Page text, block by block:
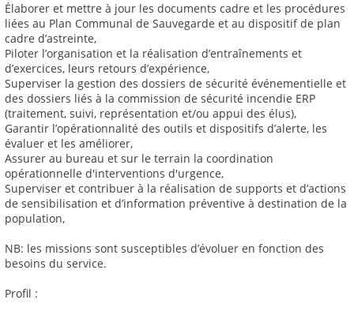
Élaborer et mettre à jour les documents cadre et les procédures
liées au Plan Communal de Sauvegarde et au dispositif de plan
cadre d’astreinte,
Piloter l’organisation et la réalisation d’entraînements et
d’exercices, leurs retours d’expérience,
Superviser la gestion des dossiers de sécurité événementielle et
des dossiers liés à la commission de sécurité incendie ERP
(traitement, suivi, représentation et/ou appui des élus),
Garantir l’opérationnalité des outils et dispositifs d’alerte, les
évaluer et les améliorer,
Assurer au bureau et sur le terrain la coordination
opérationnelle d'interventions d'urgence,
Superviser et contribuer à la réalisation de supports et d’actions
de sensibilisation et d’information préventive à destination de la
population,
NB: les missions sont susceptibles d’évoluer en fonction des
besoins du service.
Profil :